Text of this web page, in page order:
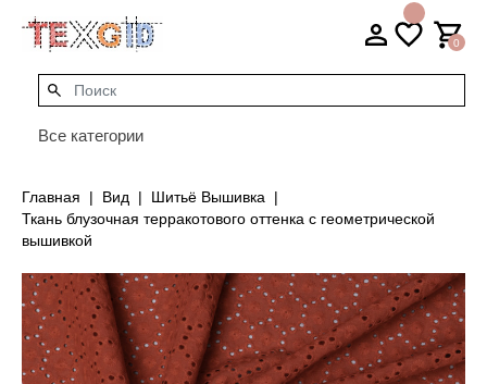
0
Все категории
Главная Вид
Шитьё Вышивка
Ткань блузочная терракотового оттенка с геометрической
вышивкой